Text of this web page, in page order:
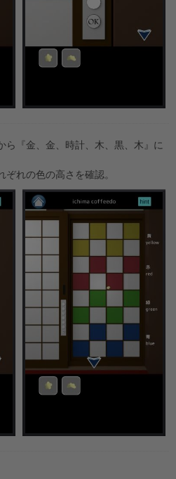
ら『金、金、時計、木、黒、木』に
れの色の高さを確認。